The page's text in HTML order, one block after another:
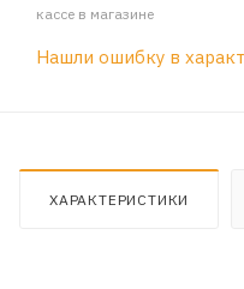
кассе в магазине
Нашли ошибку в
ХАРАКТЕРИСТИКИ